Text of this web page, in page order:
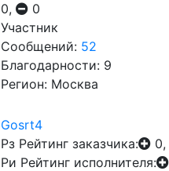
0,
0
Участник
Сообщений: 52
Благодарности: 9
Регион: Москва
Gosrt4
Рз Рейтинг заказчика: 0,
Ри Рейтинг исполнителя: